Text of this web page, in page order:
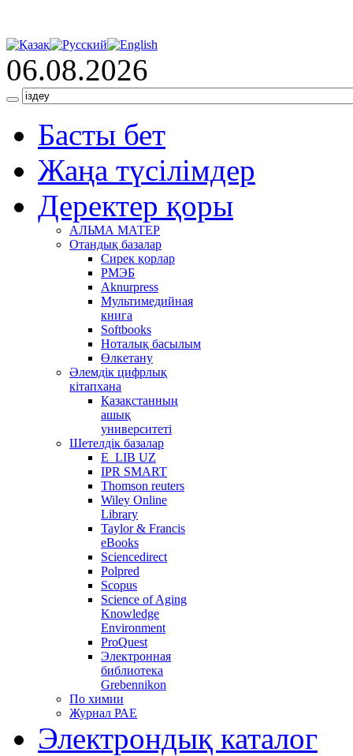
06.08.2026
Басты бет
Жаңа түсілімдер
Деректер қоры
АЛЬМА МАТЕР
Отандық базалар
Сирек қорлар
РМЭБ
Аknurpress
Мультимедийная
книга
Softbooks
Ноталық басылым
Өлкетану
Әлемдік цифрлық
кітапхана
Қазақстанның
ашық
университеті
Шетелдік базалар
E_LIB UZ
IPR SMART
Thomson reuters
Wiley Online
Library
Taylor & Francis
eBooks
Sciencedirect
Polpred
Scopus
Science of Aging
Knowledge
Environment
ProQuest
Электронная
библиотека
Grebennikon
По химии
Журнал РАЕ
Электрондық каталог